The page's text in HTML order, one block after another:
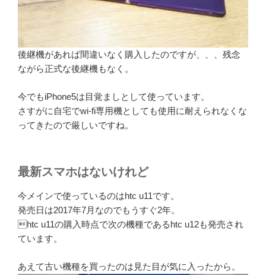
後継機があれば間違いなく購入したのですが、、、残念
ながら正式な後継機もなく。
今でもiPhone5は目覚ましとして使っています。
さすがに自宅でwi-fi専用機としても使用に耐えられなくな
ってきたので厳しいですね。
最新スマホはないけれど
今メインで使っているのはhtc u11です。
発売日は2017年7月なのでもうすぐ2年。
htc u11の購入時点で次の機種であるhtc u12も発売され
ています。
あえて古い機種を買ったのは見た目が気に入ったから。